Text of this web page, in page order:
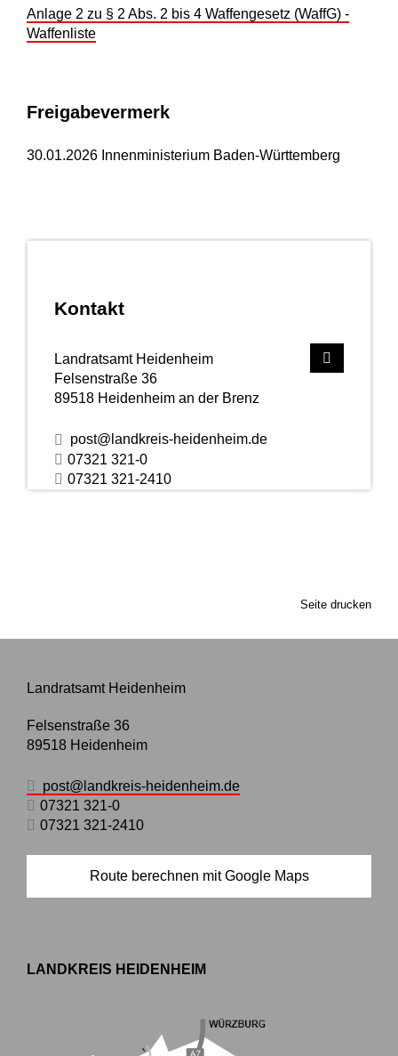
Kontakt
Landratsamt Heidenheim
Felsenstraße 36
89518 Heidenheim an der Brenz
post@landkreis-heidenheim.de
07321 321-0
07321 321-2410
Anlage 2 zu § 2 Abs. 2 bis 4 Waffengesetz (WaffG) -
Waffenliste
Freigabevermerk
30.01.2026 Innenministerium Baden-Württemberg
Seite drucken
Landratsamt Heidenheim
Felsenstraße 36
89518 Heidenheim
post@landkreis-heidenheim.de
07321 321-0
07321 321-2410
Route berechnen mit Google Maps
LANDKREIS HEIDENHEIM